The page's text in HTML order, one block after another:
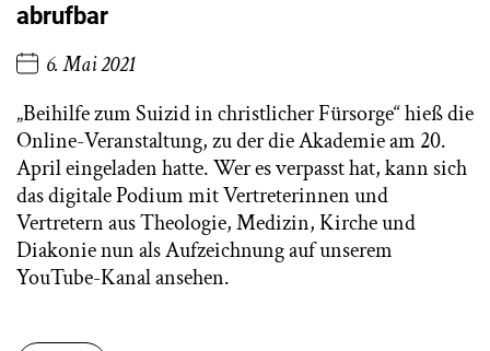
abrufbar
6. Mai 2021
„Beihilfe zum Suizid in christlicher Fürsorge“ hieß die
Online-Veranstaltung, zu der die Akademie am 20.
April eingeladen hatte. Wer es verpasst hat, kann sich
das digitale Podium mit Vertreterinnen und
Vertretern aus Theologie, Medizin, Kirche und
Diakonie nun als Aufzeichnung auf unserem
YouTube-Kanal ansehen.